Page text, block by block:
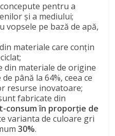
pentru a
și a mediului;
vopsele pe bază de apă,
materiale care conțin
din materiale de origine
până la 64%, ceea ce
resurse inovatoare;
fabricate din
consum în proporție de
varianta de culoare gri
30%.